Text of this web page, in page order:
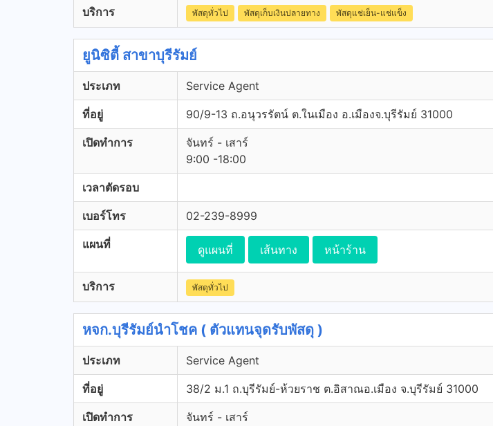
บริการ พัสดุทั่วไป พัสดุเก็บเงินปลายทาง พัสดุแช่เย็น-แช่แข็ง
ยูนิซิตี้ สาขาบุรีรัมย์
ประเภท Service Agent
ที่อยู่ 90/9-13 ถ.อนุวรรัตน์ ต.ในเมือง อ.เมืองจ.บุรีรัมย์ 31000
เปิดทำการ
จันทร์ - เสาร์
9:00 -18:00
เวลาตัดรอบ
เบอร์โทร 02-239-8999
แผนที่ ดูแผนที่ เส้นทาง หน้าร้าน
บริการ พัสดุทั่วไป
หจก.บุรีรัมย์นำโชค ( ตัวแทนจุดรับพัสดุ )
ประเภท Service Agent
ที่อยู่ 38/2 ม.1 ถ.บุรีรัมย์-ห้วยราช ต.อิสาณอ.เมือง จ.บุรีรัมย์ 31000
เปิดทำการ
จันทร์ - เสาร์